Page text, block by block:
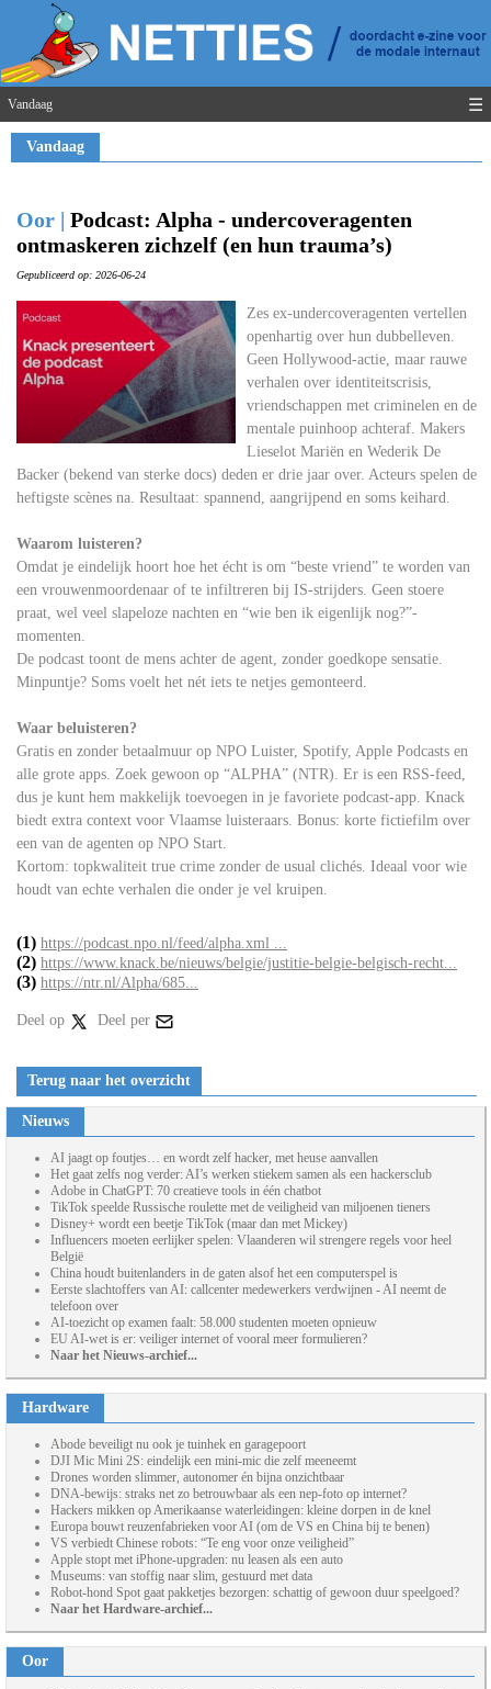
Vandaag ☰
Vandaag
Oor | Podcast: Alpha - undercoveragenten
ontmaskeren zichzelf (en hun trauma’s)
Gepubliceerd op: 2026-06-24
Zes ex-undercoveragenten vertellen
openhartig over hun dubbelleven.
Geen Hollywood-actie, maar rauwe
verhalen over identiteitscrisis,
vriendschappen met criminelen en de
mentale puinhoop achteraf. Makers
Lieselot Mariën en Wederik De
Backer (bekend van sterke docs) deden er drie jaar over. Acteurs spelen de
heftigste scènes na. Resultaat: spannend, aangrijpend en soms keihard.
Waarom luisteren?
Omdat je eindelijk hoort hoe het écht is om “beste vriend” te worden van
een vrouwenmoordenaar of te infiltreren bij IS-strijders. Geen stoere
praat, wel veel slapeloze nachten en “wie ben ik eigenlijk nog?”-
momenten.
De podcast toont de mens achter de agent, zonder goedkope sensatie.
Minpuntje? Soms voelt het nét iets te netjes gemonteerd.
Waar beluisteren?
Gratis en zonder betaalmuur op NPO Luister, Spotify, Apple Podcasts en
alle grote apps. Zoek gewoon op “ALPHA” (NTR). Er is een RSS-feed,
dus je kunt hem makkelijk toevoegen in je favoriete podcast-app. Knack
biedt extra context voor Vlaamse luisteraars. Bonus: korte fictiefilm over
een van de agenten op NPO Start.
Kortom: topkwaliteit true crime zonder de usual clichés. Ideaal voor wie
houdt van echte verhalen die onder je vel kruipen.
(1) https://podcast.npo.nl/feed/alpha.xml ...
(2) https://www.knack.be/nieuws/belgie/justitie-belgie-belgisch-recht...
(3) https://ntr.nl/Alpha/685...
Deel op Deel per
Terug naar het overzicht
Nieuws
AI jaagt op foutjes… en wordt zelf hacker, met heuse aanvallen
Het gaat zelfs nog verder: AI’s werken stiekem samen als een hackersclub
Adobe in ChatGPT: 70 creatieve tools in één chatbot
TikTok speelde Russische roulette met de veiligheid van miljoenen tieners
Disney+ wordt een beetje TikTok (maar dan met Mickey)
Influencers moeten eerlijker spelen: Vlaanderen wil strengere regels voor heel
België
China houdt buitenlanders in de gaten alsof het een computerspel is
Eerste slachtoffers van AI: callcenter medewerkers verdwijnen - AI neemt de
telefoon over
AI-toezicht op examen faalt: 58.000 studenten moeten opnieuw
EU AI-wet is er: veiliger internet of vooral meer formulieren?
Naar het Nieuws-archief...
Hardware
Abode beveiligt nu ook je tuinhek en garagepoort
DJI Mic Mini 2S: eindelijk een mini-mic die zelf meeneemt
Drones worden slimmer, autonomer én bijna onzichtbaar
DNA-bewijs: straks net zo betrouwbaar als een nep-foto op internet?
Hackers mikken op Amerikaanse waterleidingen: kleine dorpen in de knel
Europa bouwt reuzenfabrieken voor AI (om de VS en China bij te benen)
VS verbiedt Chinese robots: “Te eng voor onze veiligheid”
Apple stopt met iPhone-upgraden: nu leasen als een auto
Museums: van stoffig naar slim, gestuurd met data
Robot-hond Spot gaat pakketjes bezorgen: schattig of gewoon duur speelgoed?
Naar het Hardware-archief...
Oor